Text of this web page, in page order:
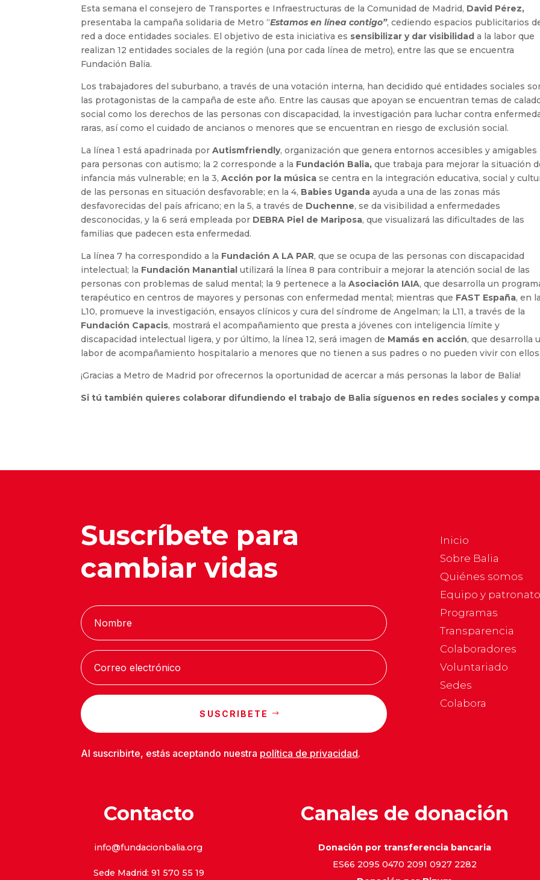
Esta semana el consejero de Transportes e Infraestructuras de la Comunidad de Madrid, David Pérez,
presentaba la campaña solidaria de Metro “Estamos en línea contigo”, cediendo espacios publicitarios
red a doce entidades sociales. El objetivo de esta iniciativa es sensibilizar y dar visibilidad a la labor que
realizan 12 entidades sociales de la región (una por cada línea de metro), entre las que se encuentra
Fundación Balia.
Los trabajadores del suburbano, a través de una votación interna, han decidido qué entidades sociales
las protagonistas de la campaña de este año. Entre las causas que apoyan se encuentran temas de
social como los derechos de las personas con discapacidad, la investigación para luchar contra
raras, así como el cuidado de ancianos o menores que se encuentran en riesgo de exclusión social.
La línea 1 está apadrinada porAutismfriendly, organización que genera entornos accesibles y amigables
para personas con autismo; la 2 corresponde a la Fundación Balia, que trabaja para mejorar la situación
infancia más vulnerable; en la 3,Acción por la música se centra en la integración educativa, social y
de las personas en situación desfavorable; en la 4, Babies Uganda ayuda a una de las zonas más
desfavorecidas del país africano; en la 5, a través de Duchenne, se da visibilidad a enfermedades
desconocidas, y la 6 será empleada por DEBRA Piel de Mariposa, que visualizará las dificultades de las
familias que padecen esta enfermedad.
La línea 7 ha correspondido a la Fundación A LA PAR, que se ocupa de las personas con discapacidad
intelectual; la Fundación Manantial utilizará la línea 8 para contribuir a mejorar la atención social de las
personas con problemas de salud mental; la 9 pertenece a laAsociación IAIA, que desarrolla un
terapéutico en centros de mayores y personas con enfermedad mental; mientras que FAST España, en la
L10, promueve la investigación, ensayos clínicos y cura del síndrome de Angelman; la L11, a través de la
Fundación Capacis, mostrará el acompañamiento que presta a jóvenes con inteligencia límite y
discapacidad intelectual ligera, y por último, la línea 12, será imagen de Mamás en acción, que desarrolla
labor de acompañamiento hospitalario a menores que no tienen a sus padres o no pueden vivir con ellos.
¡Gracias a Metro de Madrid por ofrecernos la oportunidad de acercar a más personas la labor de Balia!
Si tú también quieres colaborar difundiendo el trabajo de Balia síguenos en redes sociales y
Suscríbete para
cambiar vidas
SUSCRIBETE
Al suscribirte, estás aceptando nuestra política de privacidad.
Inicio
Sobre Balia
Quiénes somos
Equipo y patronato
Programas
Transparencia
Colaboradores
Voluntariado
Sedes
Colabora
Contacto
info@fundacionbalia.org
Sede Madrid: 91 570 55 19
Canales de donación
Donación por transferencia bancaria
ES66 2095 0470 2091 0927 2282